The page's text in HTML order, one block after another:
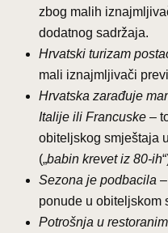
zbog malih
dodatnog sadržaja.
Hrvatski turizam
mali iznajmljivači
Hrvatska zarađuje
Italije ili Francuske –
obiteljskog smještaja
(„babin krevet iz 80-ih
Sezona je podbacila
ponude u obiteljskom
Potrošnja u